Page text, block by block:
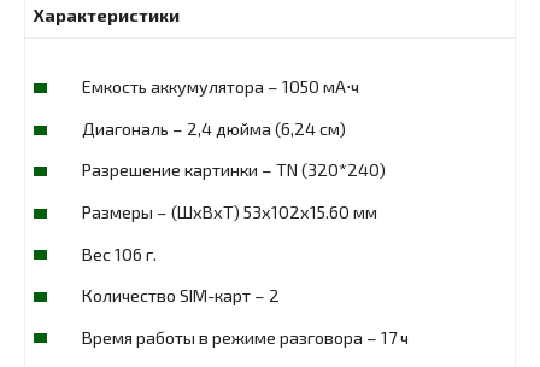
Характеристики
Емкость аккумулятора – 1050 мА⋅ч
Диагональ – 2,4 дюйма (6,24 см)
Разрешение картинки – TN (320*240)
Размеры – (ШxВxТ) 53x102x15.60 мм
Вес 106 г.
Количество SIM-карт – 2
Время работы в режиме разговора – 17 ч